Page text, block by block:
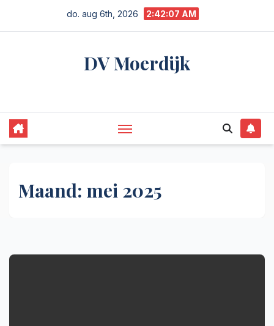
do. aug 6th, 2026 2:42:07 AM
DV Moerdijk
Maand: mei 2025